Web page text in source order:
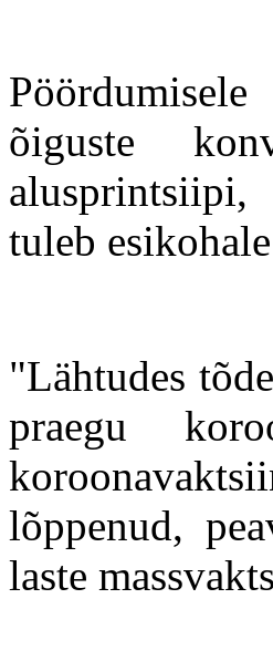
õiguste
tuleb
"Lähtudes
praegu
lõppenud,
laste